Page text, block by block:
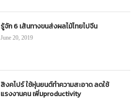
รู้จัก 6 เส้นทางขนส่งผลไม้ไทยไปจีน
June 20, 2019
สิงคโปร์ ใช้หุ่นยนต์ทำความสะอาด ลดใช้
แรงงานคน เพิ่มproductivity